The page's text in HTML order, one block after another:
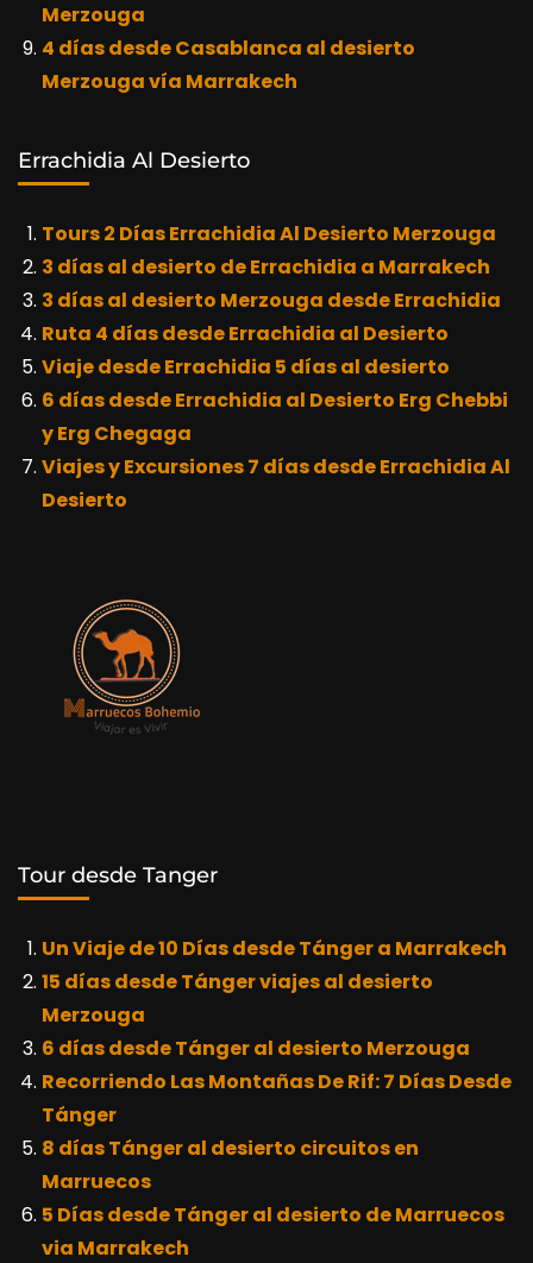
Merzouga
4 días desde Casablanca al desierto
Merzouga vía Marrakech
Errachidia Al Desierto
Tours 2 Días Errachidia Al Desierto Merzouga
3 días al desierto de Errachidia a Marrakech
3 días al desierto Merzouga desde Errachidia
Ruta 4 días desde Errachidia al Desierto
Viaje desde Errachidia 5 días al desierto
6 días desde Errachidia al Desierto Erg Chebbi
y Erg Chegaga
Viajes y Excursiones 7 días desde Errachidia Al
Desierto
Tour desde Tanger
Un Viaje de 10 Días desde Tánger a Marrakech
15 días desde Tánger viajes al desierto
Merzouga
6 días desde Tánger al desierto Merzouga
Recorriendo Las Montañas De Rif: 7 Días Desde
Tánger
8 días Tánger al desierto circuitos en
Marruecos
5 Días desde Tánger al desierto de Marruecos
via Marrakech